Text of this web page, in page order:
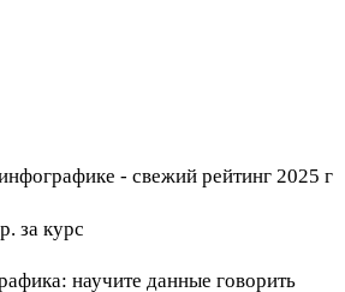
за курс
научите данные говорить